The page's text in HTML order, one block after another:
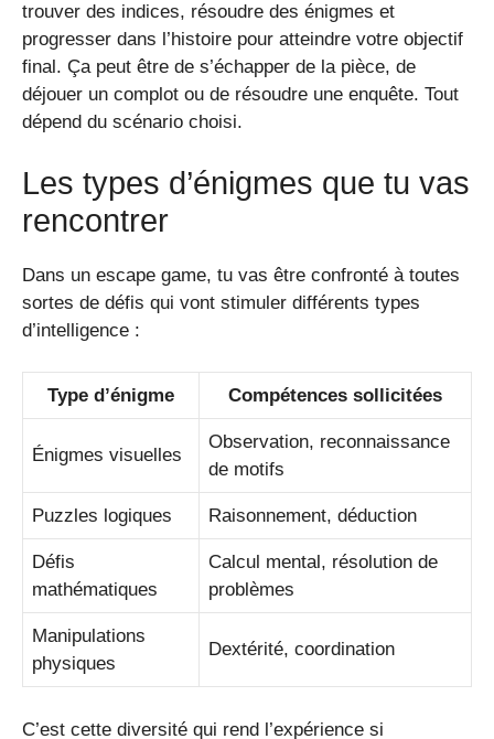
trouver des indices, résoudre des énigmes et
progresser dans l’histoire pour atteindre votre objectif
final. Ça peut être de s’échapper de la pièce, de
déjouer un complot ou de résoudre une enquête. Tout
dépend du scénario choisi.
Les types d’énigmes que tu vas
rencontrer
Dans un escape game, tu vas être confronté à toutes
sortes de défis qui vont stimuler différents types
d’intelligence :
Type d’énigme Compétences sollicitées
Énigmes visuelles
Observation, reconnaissance
de motifs
Puzzles logiques Raisonnement, déduction
Défis
mathématiques
Calcul mental, résolution de
problèmes
Manipulations
physiques
Dextérité, coordination
C’est cette diversité qui rend l’expérience si